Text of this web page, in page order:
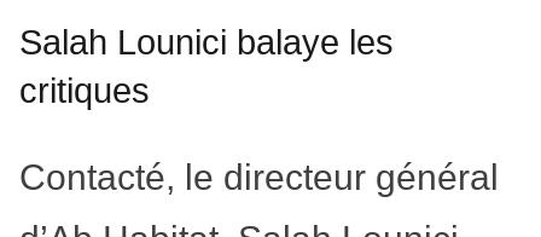
Salah Lounici balaye les
critiques
Contacté, le directeur général